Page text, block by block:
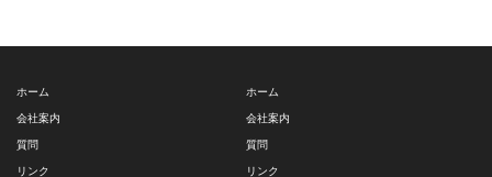
ホーム
会社案内
質問
リンク
ホーム
会社案内
質問
リンク